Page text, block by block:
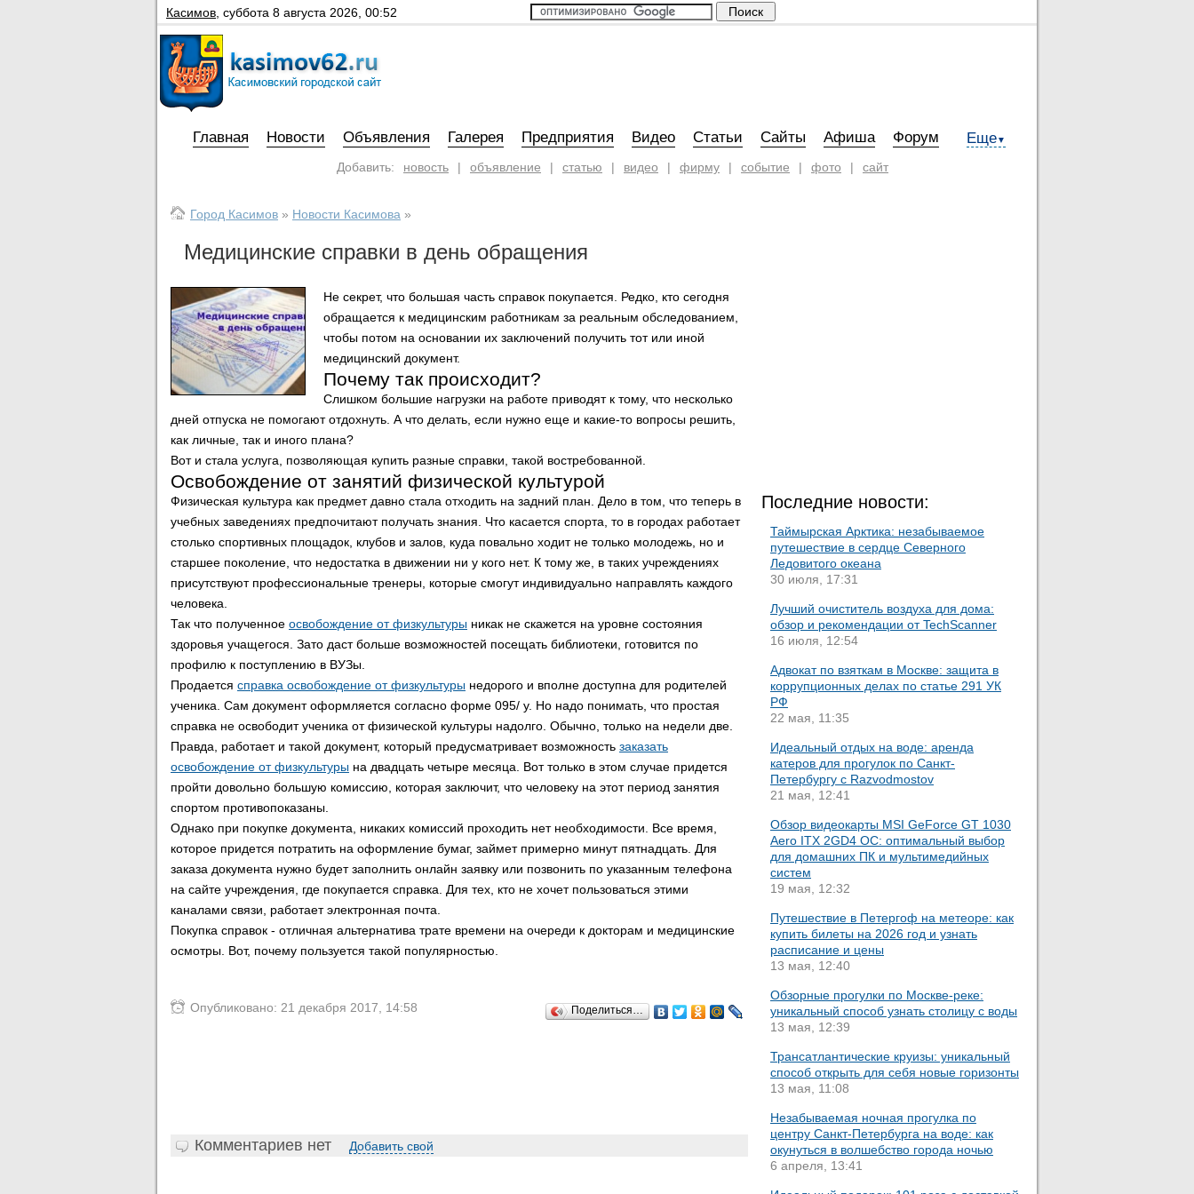
Касимов суббота 8 августа 2026, 00:52
Главная Новости Объявления Галерея Предприятия Видео Статьи Сайты Афиша Форум Еще▼
Добавить: новость | объявление | статью | видео | фирму | событие | фото | сайт
Город Касимов » Новости Касимова »
Медицинские справки в день обращения
Не секрет, что большая часть справок покупается. Редко, кто сегодня
обращается к медицинским работникам за реальным обследованием,
чтобы потом на основании их заключений получить тот или иной
медицинский документ.
Почему так происходит?
Слишком большие нагрузки на работе приводят к тому, что несколько
дней отпуска не помогают отдохнуть. А что делать, если нужно еще и какие-то вопросы решить,
как личные, так и иного плана?
Вот и стала услуга, позволяющая купить разные справки, такой востребованной.
Освобождение от занятий физической культурой
Физическая культура как предмет давно стала отходить на задний план. Дело в том, что теперь в
учебных заведениях предпочитают получать знания. Что касается спорта, то в городах работает
столько спортивных площадок, клубов и залов, куда повально ходит не только молодежь, но и
старшее поколение, что недостатка в движении ни у кого нет. К тому же, в таких учреждениях
присутствуют профессиональные тренеры, которые смогут индивидуально направлять каждого
человека.
Так что полученное освобождение от физкультуры никак не скажется на уровне состояния
здоровья учащегося. Зато даст больше возможностей посещать библиотеки, готовится по
профилю к поступлению в ВУЗы.
Продается справка освобождение от физкультуры недорого и вполне доступна для родителей
ученика. Сам документ оформляется согласно форме 095/ у. Но надо понимать, что простая
справка не освободит ученика от физической культуры надолго. Обычно, только на недели две.
Правда, работает и такой документ, который предусматривает возможность заказать
освобождение от физкультуры на двадцать четыре месяца. Вот только в этом случае придется
пройти довольно большую комиссию, которая заключит, что человеку на этот период занятия
спортом противопоказаны.
Однако при покупке документа, никаких комиссий проходить нет необходимости. Все время,
которое придется потратить на оформление бумаг, займет примерно минут пятнадцать. Для
заказа документа нужно будет заполнить онлайн заявку или позвонить по указанным телефона
на сайте учреждения, где покупается справка. Для тех, кто не хочет пользоваться этими
каналами связи, работает электронная почта.
Покупка справок - отличная альтернатива трате времени на очереди к докторам и медицинские
осмотры. Вот, почему пользуется такой популярностью.
Опубликовано: 21 декабря 2017, 14:58 Поделиться…
Комментариев нет Добавить свой
Последние новости:
Таймырская Арктика: незабываемое
путешествие в сердце Северного
Ледовитого океана
30 июля, 17:31
Лучший очиститель воздуха для дома:
обзор и рекомендации от TechScanner
16 июля, 12:54
Адвокат по взяткам в Москве: защита в
коррупционных делах по статье 291 УК
РФ
22 мая, 11:35
Идеальный отдых на воде: аренда
катеров для прогулок по Санкт-
Петербургу с Razvodmostov
21 мая, 12:41
Обзор видеокарты MSI GeForce GT 1030
Aero ITX 2GD4 OC: оптимальный выбор
для домашних ПК и мультимедийных
систем
19 мая, 12:32
Путешествие в Петергоф на метеоре: как
купить билеты на 2026 год и узнать
расписание и цены
13 мая, 12:40
Обзорные прогулки по Москве-реке:
уникальный способ узнать столицу с воды
13 мая, 12:39
Трансатлантические круизы: уникальный
способ открыть для себя новые горизонты
13 мая, 11:08
Незабываемая ночная прогулка по
центру Санкт-Петербурга на воде: как
окунуться в волшебство города ночью
6 апреля, 13:41